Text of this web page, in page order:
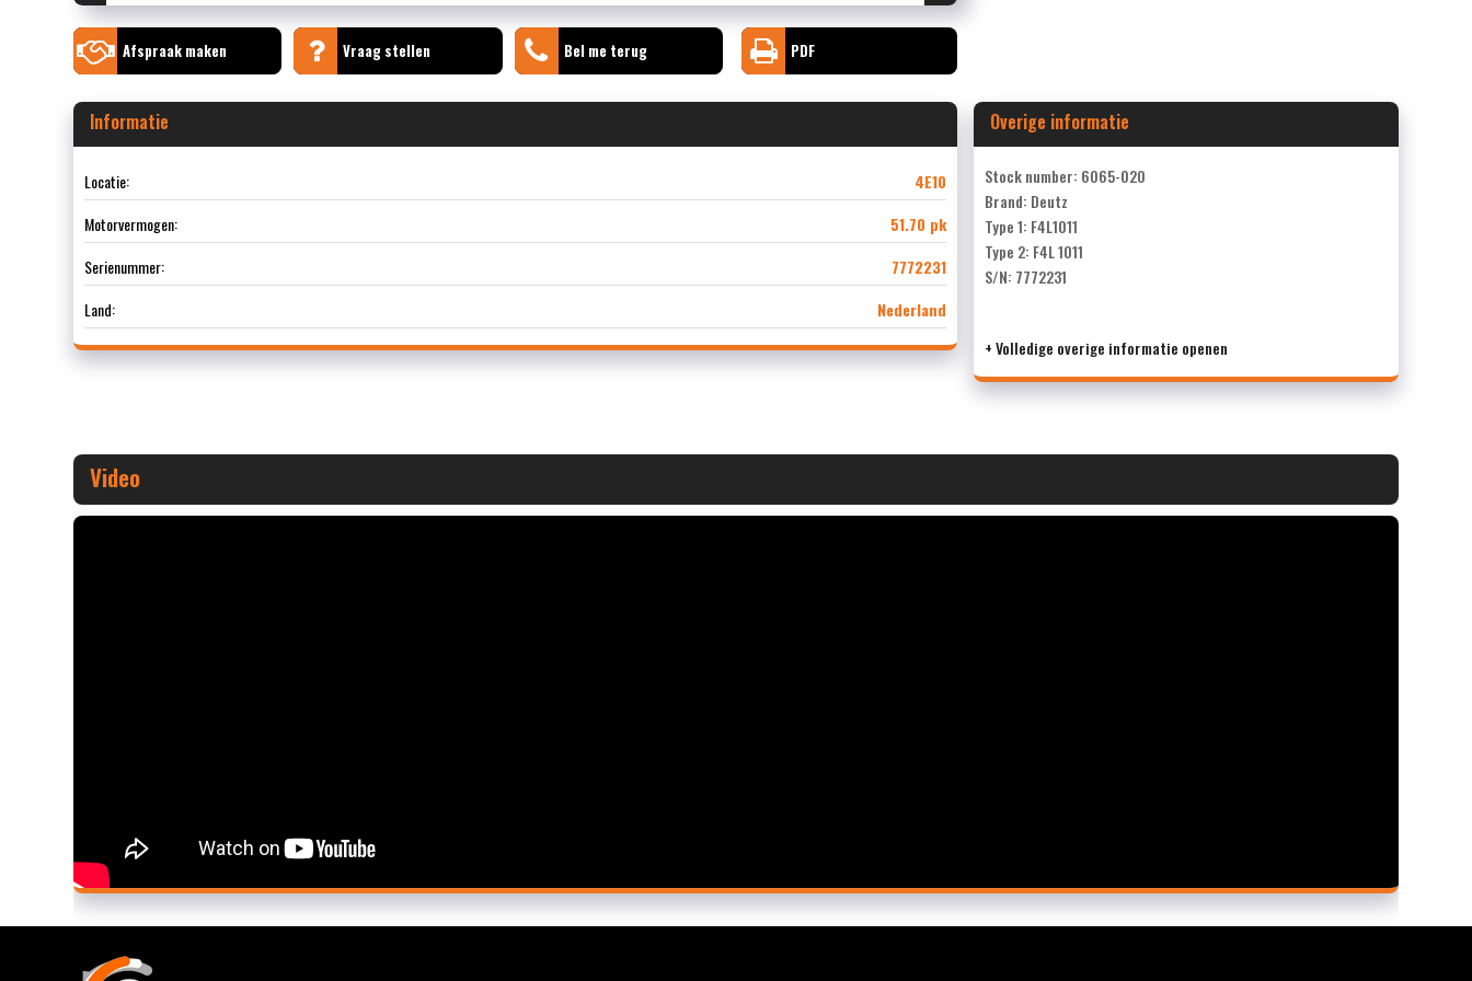
Afspraak maken Vraag stellen Bel me terug PDF
Informatie
Locatie:
4E10
Motorvermogen:
51.70 pk
Serienummer:
7772231
Land:
Nederland
Overige informatie
Stock number: 6065-020
Brand: Deutz
Type 1: F4L1011
Type 2: F4L 1011
S/N: 7772231
+ Volledige overige informatie openen
Video